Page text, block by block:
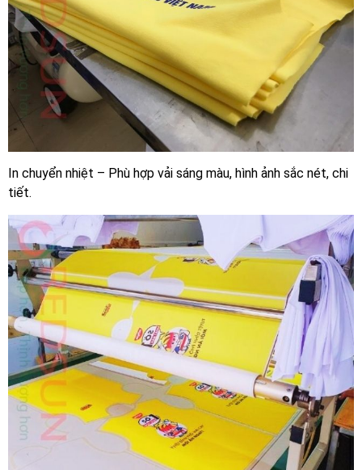
In chuyển nhiệt – Phù hợp vải sáng màu, hình ảnh sắc nét, chi
tiết.